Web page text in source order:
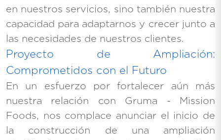
en nuestros servicios, sino también nuestra
capacidad para adaptarnos y crecer junto a
las necesidades de nuestros clientes.
Proyecto de Ampliación:
Comprometidos con el Futuro
En un esfuerzo por fortalecer aún más
nuestra relación con Gruma - Mission
Foods, nos complace anunciar el inicio de
la construcción de una ampliación